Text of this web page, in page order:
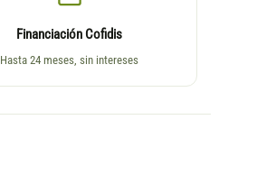
Financiación Cofidis
Hasta 24 meses, sin intereses